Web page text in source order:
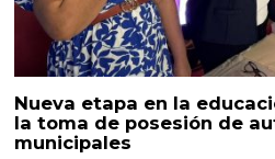
Nueva etapa en la
la toma de posesión de
municipales